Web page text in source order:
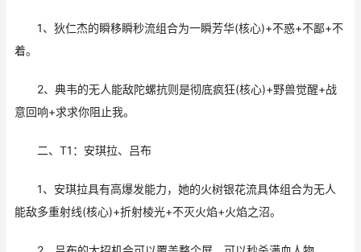
1、狄仁杰的瞬移瞬秒流组合为一瞬芳华(核心)+不惑+不鄙+不
着。
2、典韦的无人能敌陀螺抗则是彻底疯狂(核心)+野兽觉醒+战
意回响+求求你阻止我。
二、T1：安琪拉、吕布
1、安琪拉具有高爆发能力，她的火树银花流具体组合为无人
能敌多重射线(核心)+折射棱光+不灭火焰+火焰之沼。